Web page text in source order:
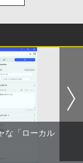
な「ローカル